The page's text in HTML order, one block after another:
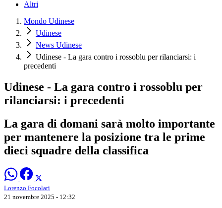
Altri
Mondo Udinese
Udinese
News Udinese
Udinese - La gara contro i rossoblu per rilanciarsi: i
precedenti
Udinese - La gara contro i rossoblu per
rilanciarsi: i precedenti
La gara di domani sarà molto importante
per mantenere la posizione tra le prime
dieci squadre della classifica
Lorenzo Focolari
21 novembre 2025 - 12:32